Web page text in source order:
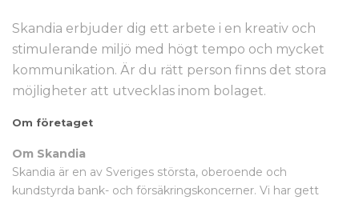
Skandia erbjuder dig ett arbete i en kreativ och
stimulerande miljö med högt tempo och mycket
kommunikation. Är du rätt person finns det stora
möjligheter att utvecklas inom bolaget.
Om företaget
Om Skandia
Skandia är en av Sveriges största, oberoende och
kundstyrda bank- och försäkringskoncerner. Vi har gett